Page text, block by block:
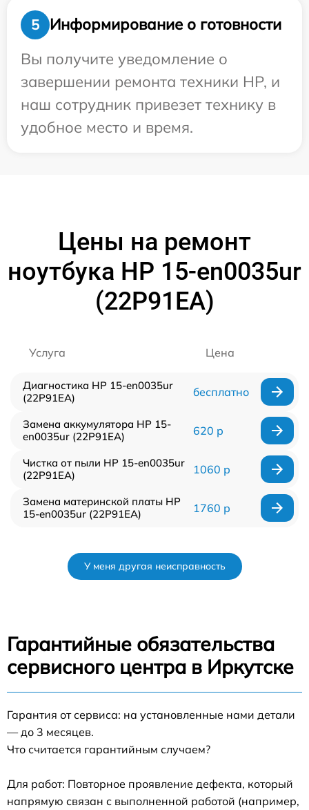
5
Информирование о готовности
Вы получите уведомление о
завершении ремонта техники HP, и
наш сотрудник привезет технику в
удобное место и время.
Цены на ремонт
ноутбука HP 15-en0035ur
(22P91EA)
Услуга Цена
Диагностика HP 15-en0035ur
(22P91EA)
бесплатно
Замена аккумулятора HP 15-
en0035ur (22P91EA)
620 р
Чистка от пыли HP 15-en0035ur
(22P91EA)
1060 р
Замена материнской платы HP
15-en0035ur (22P91EA)
1760 р
У меня другая неисправность
Гарантийные обязательства
сервисного центра в Иркутске
Гарантия от сервиса: на установленные нами детали
— до 3 месяцев.
Что считается гарантийным случаем?
Для работ: Повторное проявление дефекта, который
напрямую связан с выполненной работой (например,